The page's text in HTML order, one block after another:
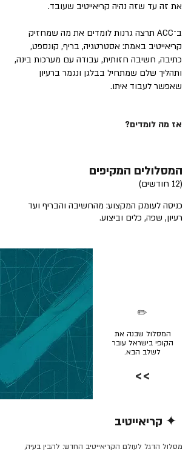
את זה עד שזה נהיה קריאייטיב שעובד.
ב־ACC תרצה גרנות לומדים את מה שמחזיק
קריאייטיב באמת: אסטרטגיה, בריף, קונספט,
כתיבה, חשיבה חזותית, עבודה עם מערכות בינה,
ותהליך שלם שמתחיל בבלגן ונגמר ברעיון
שאפשר לעבוד איתו.
אז מה לומדים?
המסלולים המקיפים
(12 חודשים)
כניסה לעומק המקצוע: מהחשיבה והבריף ועד
רעיון, שפה, כלים וביצוע.
המסלול שבנה את
הקופי בישראל עובר
לשלב הבא.
✏️
>>
✦ קריאייטיב
מסלול הדגל לעולם הקריאייטיב החדש: להבין בעיה,